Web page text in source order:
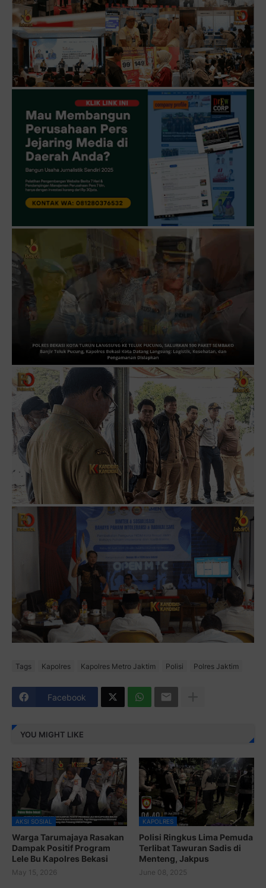
Tags Kapolres Kapolres Metro Jaktim Polisi Polres Jaktim
Facebook
YOU MIGHT LIKE
AKSI SOSIAL
Warga Tarumajaya Rasakan
Dampak Positif Program
Lele Bu Kapolres Bekasi
May 15, 2026
KAPOLRES
Polisi Ringkus Lima Pemuda
Terlibat Tawuran Sadis di
Menteng, Jakpus
June 08, 2025